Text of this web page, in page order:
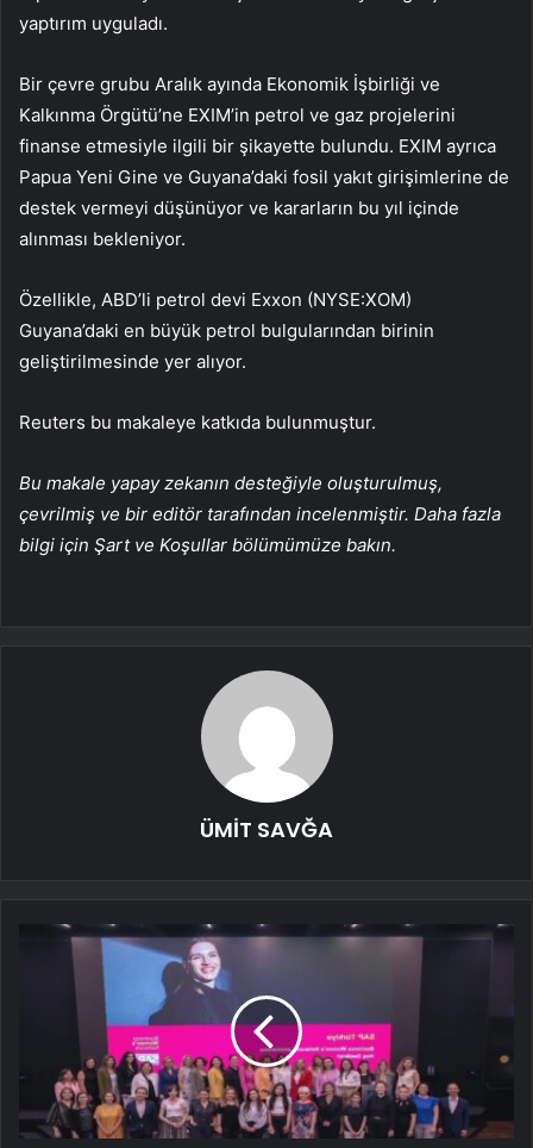
yaptırım uyguladı.
Bir çevre grubu Aralık ayında Ekonomik İşbirliği ve
Kalkınma Örgütü’ne EXIM’in petrol ve gaz projelerini
finanse etmesiyle ilgili bir şikayette bulundu. EXIM ayrıca
Papua Yeni Gine ve Guyana’daki fosil yakıt girişimlerine de
destek vermeyi düşünüyor ve kararların bu yıl içinde
alınması bekleniyor.
Özellikle, ABD’li petrol devi Exxon (NYSE:XOM)
Guyana’daki en büyük petrol bulgularından birinin
geliştirilmesinde yer alıyor.
Reuters bu makaleye katkıda bulunmuştur.
Bu makale yapay zekanın desteğiyle oluşturulmuş,
çevrilmiş ve bir editör tarafından incelenmiştir. Daha fazla
bilgi için Şart ve Koşullar bölümümüze bakın.
ÜMİT SAVĞA